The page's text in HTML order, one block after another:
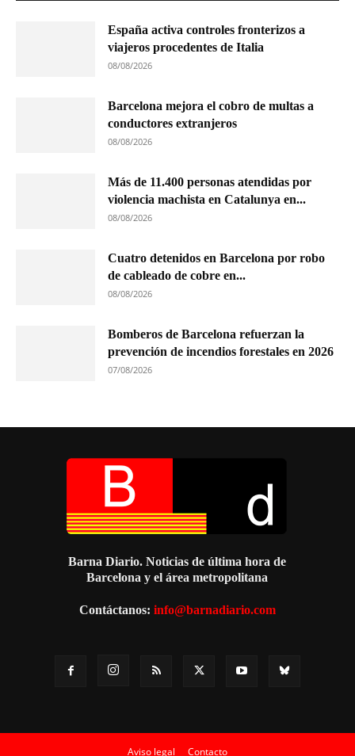
España activa controles fronterizos a
viajeros procedentes de Italia
08/08/2026
Barcelona mejora el cobro de multas a
conductores extranjeros
08/08/2026
Más de 11.400 personas atendidas por
violencia machista en Catalunya en...
08/08/2026
Cuatro detenidos en Barcelona por robo
de cableado de cobre en...
08/08/2026
Bomberos de Barcelona refuerzan la
prevención de incendios forestales en 2026
07/08/2026
Barna Diario. Noticias de última hora de
Barcelona y el área metropolitana
Contáctanos: info@barnadiario.com
Aviso legal Contacto